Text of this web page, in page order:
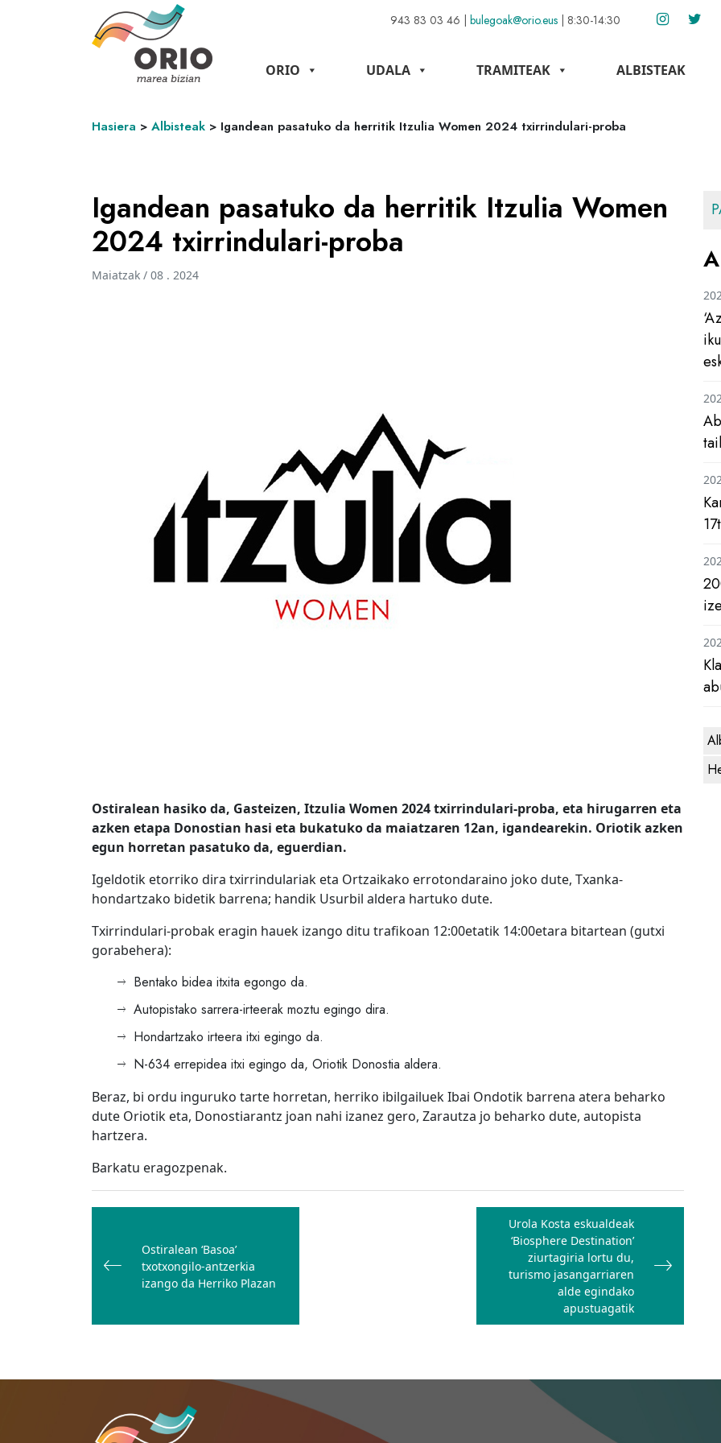
943 83 03 46 | bulegoak@orio.eus | 8:30-14:30
ORIO UDALA TRAMITEAK ALBISTEAK
Hasiera > Albisteak > Igandean pasatuko da herritik Itzulia Women 2024 txirrindulari-proba
Igandean pasatuko da herritik Itzulia Women
2024 txirrindulari-proba
Maiatzak / 08 . 2024
Ostiralean hasiko da, Gasteizen, Itzulia Women 2024 txirrindulari-proba, eta hirugarren eta
azken etapa Donostian hasi eta bukatuko da maiatzaren 12an, igandearekin. Oriotik azken
egun horretan pasatuko da, eguerdian.
Igeldotik etorriko dira txirrindulariak eta Ortzaikako errotondaraino joko dute, Txanka-
hondartzako bidetik barrena; handik Usurbil aldera hartuko dute.
Txirrindulari-probak eragin hauek izango ditu trafikoan 12:00etatik 14:00etara bitartean (gutxi
gorabehera):
Bentako bidea itxita egongo da.
Autopistako sarrera-irteerak moztu egingo dira.
Hondartzako irteera itxi egingo da.
N-634 errepidea itxi egingo da, Oriotik Donostia aldera.
Beraz, bi ordu inguruko tarte horretan, herriko ibilgailuek Ibai Ondotik barrena atera beharko
dute Oriotik eta, Donostiarantz joan nahi izanez gero, Zarautza jo beharko dute, autopista
hartzera.
Barkatu eragozpenak.
Bidalketetan
nabigatu
Ostiralean ‘Basoa’
txotxongilo-antzerkia
izango da Herriko Plazan
Urola Kosta eskualdeak
‘Biosphere Destination’
ziurtagiria lortu du,
turismo jasangarriaren
alde egindako
apustuagatik